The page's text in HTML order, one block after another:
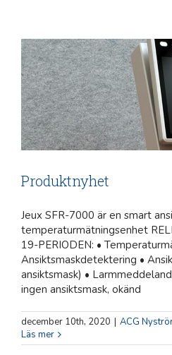
Produktnyhet
Jeux SFR-7000 är en smart
temperaturmätningsenhet
19-PERIODEN: •
Ansiktsmaskdetektering •
ansiktsmask) •
ingen ansiktsmask, okänd
december 10th, 2020 | ACG
Läs mer